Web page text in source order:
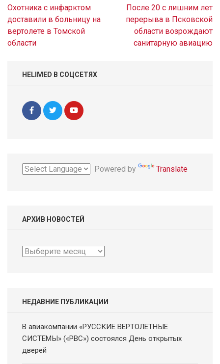
Навигация
по
записям
Охотника с инфарктом
доставили в больницу на
вертолете в Томской
области
После 20 с лишним лет
перерыва в Псковской
области возрождают
санитарную авиацию
HELIMED В СОЦСЕТЯХ
Powered by Translate
АРХИВ НОВОСТЕЙ
Архив
НЕДАВНИЕ ПУБЛИКАЦИИ
В авиакомпании «РУССКИЕ ВЕРТОЛЕТНЫЕ
СИСТЕМЫ» («РВС») состоялся День открытых
дверей